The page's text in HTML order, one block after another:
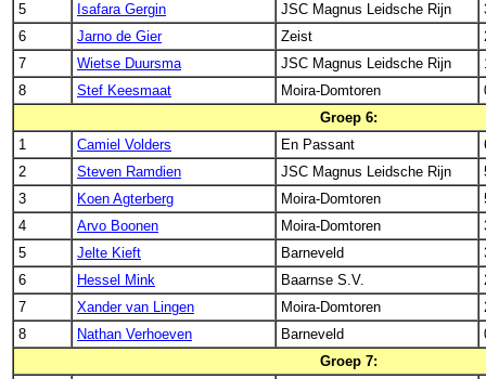
5
Isafara Gergin JSC Magnus Leidsche Rijn
6
Jarno de Gier Zeist
7
Wietse Duursma JSC Magnus Leidsche Rijn
8
Stef Keesmaat Moira-Domtoren
Groep 6:
1
Camiel Volders En Passant
2
Steven Ramdien JSC Magnus Leidsche Rijn
3
Koen Agterberg Moira-Domtoren
4
Arvo Boonen Moira-Domtoren
5
Jelte Kieft Barneveld
6
Hessel Mink Baarnse S.V.
7
Xander van Lingen Moira-Domtoren
8
Nathan Verhoeven Barneveld
Groep 7: